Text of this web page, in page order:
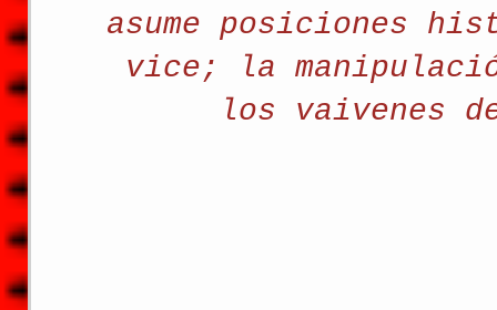
asume posiciones
vice; la
los vaivenes